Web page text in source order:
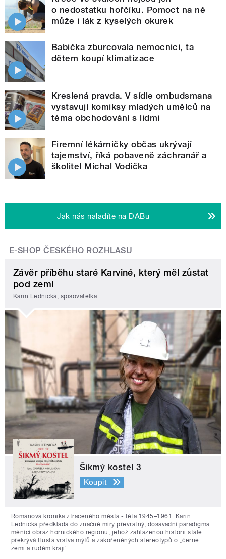
o nedostatku hořčíku. Pomoct na ně
může i lák z kyselých okurek
Babička zburcovala nemocnici, ta
dětem koupí klimatizace
Kreslená pravda. V sídle ombudsmana
vystavují komiksy mladých umělců na
téma obchodování s lidmi
Firemní lékárničky občas ukrývají
tajemství, říká pobaveně záchranář a
školitel Michal Vodička
Jak nás naladíte na DABu
E-SHOP ČESKÉHO ROZHLASU
Závěr příběhu staré Karviné, který měl zůstat
pod zemí
Karin Lednická, spisovatelka
Šikmý kostel 3
Koupit
Románová kronika ztraceného města - léta 1945–1961. Karin
Lednická předkládá do značné míry převratný, dosavadní paradigma
měnící obraz hornického regionu, jehož zahlazenou historii stále
překrývá tlustá vrstva mýtů a zakořeněných stereotypů o „černé
zemi a rudém kraji“.